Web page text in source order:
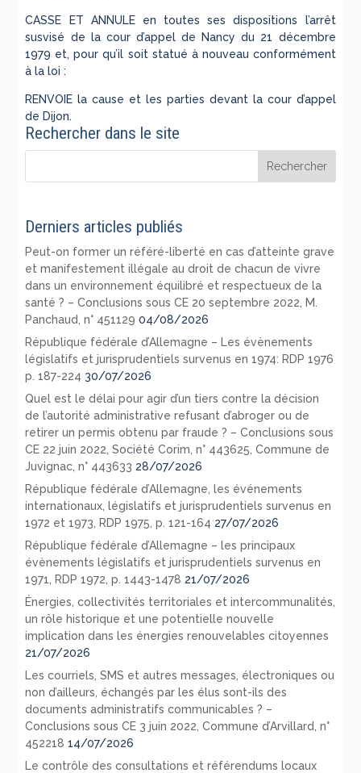
CASSE ET ANNULE en toutes ses dispositions l’arrêt
susvisé de la cour d’appel de Nancy du 21 décembre
1979 et, pour qu’il soit statué à nouveau conformément
à la loi :
RENVOIE la cause et les parties devant la cour d’appel
de Dijon.
Rechercher dans le site
Derniers articles publiés
Peut-on former un référé-liberté en cas d’atteinte grave
et manifestement illégale au droit de chacun de vivre
dans un environnement équilibré et respectueux de la
santé ? – Conclusions sous CE 20 septembre 2022, M.
Panchaud, n° 451129 04/08/2026
République fédérale d’Allemagne – Les évènements
législatifs et jurisprudentiels survenus en 1974: RDP 1976
p. 187-224 30/07/2026
Quel est le délai pour agir d’un tiers contre la décision
de l’autorité administrative refusant d’abroger ou de
retirer un permis obtenu par fraude ? – Conclusions sous
CE 22 juin 2022, Société Corim, n° 443625, Commune de
Juvignac, n° 443633 28/07/2026
République fédérale d’Allemagne, les événements
internationaux, législatifs et jurisprudentiels survenus en
1972 et 1973, RDP 1975, p. 121-164 27/07/2026
République fédérale d’Allemagne – les principaux
évènements législatifs et jurisprudentiels survenus en
1971, RDP 1972, p. 1443-1478 21/07/2026
Énergies, collectivités territoriales et intercommunalités,
un rôle historique et une potentielle nouvelle
implication dans les énergies renouvelables citoyennes
21/07/2026
Les courriels, SMS et autres messages, électroniques ou
non d’ailleurs, échangés par les élus sont-ils des
documents administratifs communicables ? –
Conclusions sous CE 3 juin 2022, Commune d’Arvillard, n°
452218 14/07/2026
Le contrôle des consultations et référendums locaux